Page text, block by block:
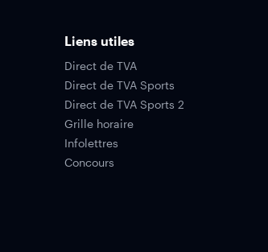
Liens utiles
Direct de TVA
Direct de TVA Sports
Direct de TVA Sports 2
Grille horaire
Infolettres
Concours